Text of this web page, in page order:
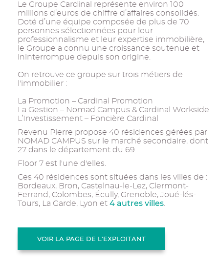
Le Groupe Cardinal représente environ 100
millions d’euros de chiffre d’affaires consolidés.
Doté d’une équipe composée de plus de 70
personnes sélectionnées pour leur
professionnalisme et leur expertise immobilière,
le Groupe a connu une croissance soutenue et
ininterrompue depuis son origine.
On retrouve ce groupe sur trois métiers de
l'immobilier :
La Promotion – Cardinal Promotion
La Gestion – Nomad Campus & Cardinal Workside
L’Investissement – Foncière Cardinal
Revenu Pierre propose 40 résidences gérées par
NOMAD CAMPUS sur le marché secondaire, dont
27 dans le département du 69.
Floor 7 est l'une d'elles.
Ces 40 résidences sont situées dans les villes de :
Bordeaux, Bron, Castelnau-le-Lez, Clermont-
Ferrand, Colombes, Écully, Grenoble, Joué-lés-
Tours, La Garde, Lyon et 4 autres villes
VOIR LA PAGE DE L'EXPLOITANT